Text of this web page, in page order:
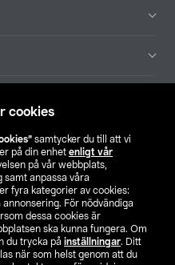
cookies
samtycker du till att vi
på din enhet enligt vår
på vår webbplats,
samt anpassa våra
fyra kategorier av cookies:
För nödvändiga
dessa cookies är
ska kunna fungera. Om
du trycka på inställningar. Ditt
när som helst genom att du
butik
FI